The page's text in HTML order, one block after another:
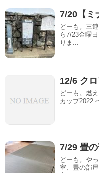
7/20【ミ
どーも。三
ら7/23金曜
りま...
12/6 ク
どーも。燃
カップ2022
7/29 畳
どーも。や
室、畳の部